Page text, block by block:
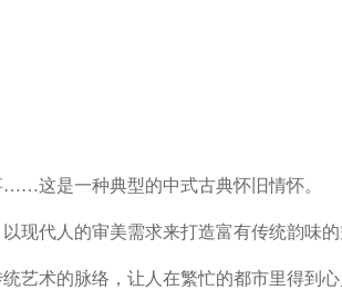
这是一种典型的中式古典怀旧情怀。
现代人的审美需求来打造富有传统韵味
艺术的脉络，让人在繁忙的都市里得到